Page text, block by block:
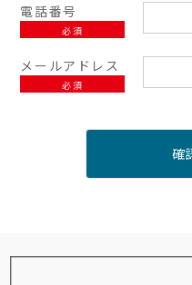
電話番号
必須
メールアドレス
必須